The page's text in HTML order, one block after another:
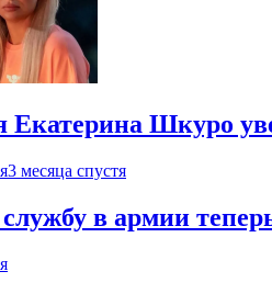
Екатерина Шкуро
3 месяца спустя
в армии